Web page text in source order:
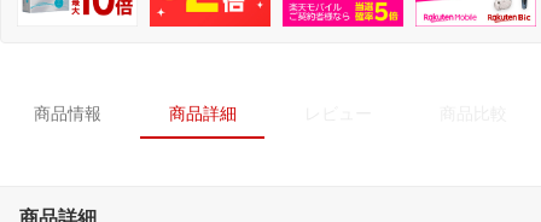
商品情報 商品詳細
商品詳細